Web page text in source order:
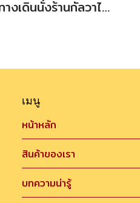
แผ่นทางเดินนั่งร้านกัลวาไนซ์(ใหม่)
เมนู
หน้าหลัก
สินค้าของเรา
บทความน่ารู้